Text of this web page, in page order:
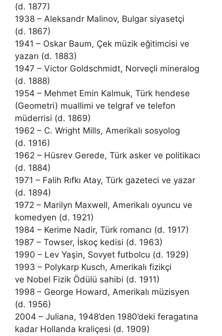
(d. 1877)
1938 – Aleksandr Malinov, Bulgar siyasetçi
(d. 1867)
1941 – Oskar Baum, Çek müzik eğitimcisi ve
yazarı (d. 1883)
1947 – Victor Goldschmidt, Norveçli mineralog
(d. 1888)
1954 – Mehmet Emin Kalmuk, Türk hendese
(Geometri) muallimi ve telgraf ve telefon
müderrisi (d. 1869)
1962 – C. Wright Mills, Amerikalı sosyolog
(d. 1916)
1962 – Hüsrev Gerede, Türk asker ve politikacı
(d. 1884)
1971 – Falih Rıfkı Atay, Türk gazeteci ve yazar
(d. 1894)
1972 – Marilyn Maxwell, Amerikalı oyuncu ve
komedyen (d. 1921)
1984 – Kerime Nadir, Türk romancı (d. 1917)
1987 – Towser, İskoç kedisi (d. 1963)
1990 – Lev Yaşin, Sovyet futbolcu (d. 1929)
1993 – Polykarp Kusch, Amerikalı fizikçi
ve Nobel Fizik Ödülü sahibi (d. 1911)
1998 – George Howard, Amerikalı müzisyen
(d. 1956)
2004 – Juliana, 1948’den 1980’deki feragatına
kadar Hollanda kraliçesi (d. 1909)